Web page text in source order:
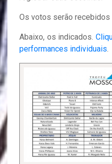
Os votos serão recebidos
Abaixo, os indicados.
performances individuais.